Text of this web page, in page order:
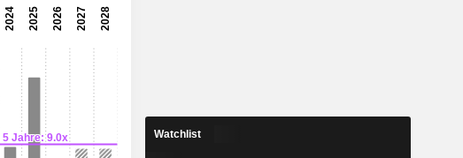
12,9x 12,8x
4,7
7,48 %
7,292
Watchlist